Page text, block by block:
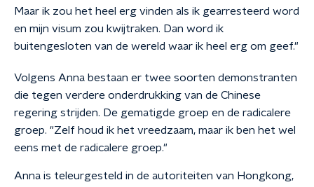
Maar ik zou het heel erg vinden als ik gearresteerd word
en mijn visum zou kwijtraken. Dan word ik
buitengesloten van de wereld waar ik heel erg om geef."
Volgens Anna bestaan er twee soorten demonstranten
die tegen verdere onderdrukking van de Chinese
regering strijden. De gematigde groep en de radicalere
groep. "Zelf houd ik het vreedzaam, maar ik ben het wel
eens met de radicalere groep."
Anna is teleurgesteld in de autoriteiten van Hongkong,